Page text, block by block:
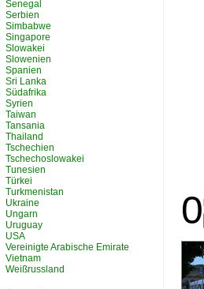
0
Senegal
Serbien
Simbabwe
Singapore
Slowakei
Slowenien
Spanien
Sri Lanka
Südafrika
Syrien
Taiwan
Tansania
Thailand
Tschechien
Tschechoslowakei
Tunesien
Türkei
Turkmenistan
Ukraine
Ungarn
Uruguay
USA
Vereinigte Arabische Emirate
Vietnam
Weißrussland